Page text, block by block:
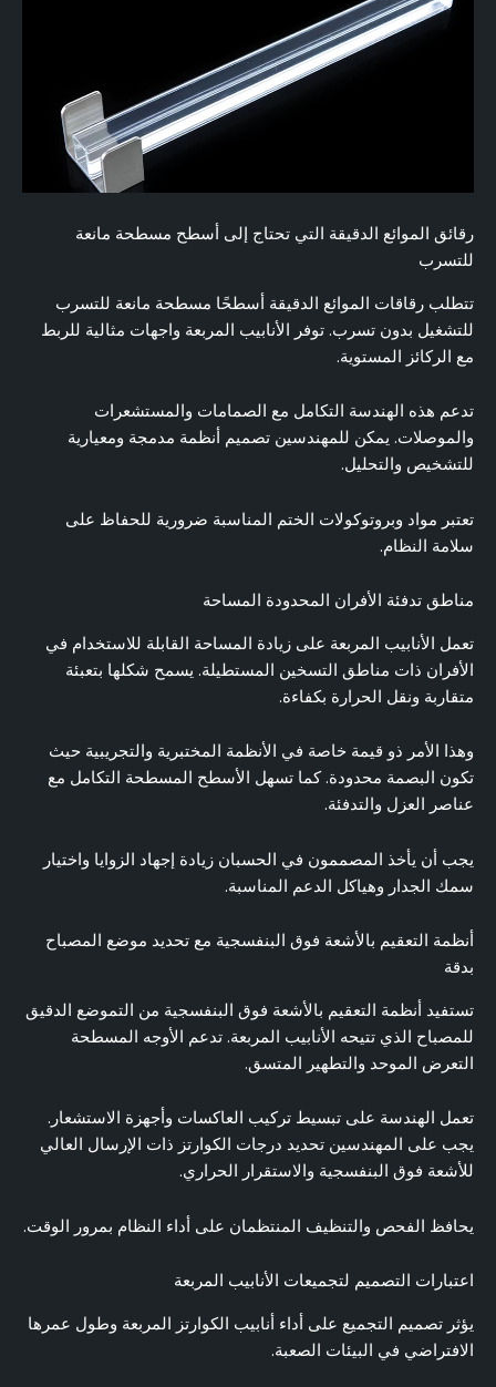
رقائق الموائع الدقيقة التي تحتاج إلى أسطح مسطحة مانعة
للتسرب
تتطلب رقاقات الموائع الدقيقة أسطحًا مسطحة مانعة للتسرب
للتشغيل بدون تسرب. توفر الأنابيب المربعة واجهات مثالية للربط
مع الركائز المستوية.
تدعم هذه الهندسة التكامل مع الصمامات والمستشعرات
والموصلات. يمكن للمهندسين تصميم أنظمة مدمجة ومعيارية
للتشخيص والتحليل.
تعتبر مواد وبروتوكولات الختم المناسبة ضرورية للحفاظ على
سلامة النظام.
مناطق تدفئة الأفران المحدودة المساحة
تعمل الأنابيب المربعة على زيادة المساحة القابلة للاستخدام في
الأفران ذات مناطق التسخين المستطيلة. يسمح شكلها بتعبئة
متقاربة ونقل الحرارة بكفاءة.
وهذا الأمر ذو قيمة خاصة في الأنظمة المختبرية والتجريبية حيث
تكون البصمة محدودة. كما تسهل الأسطح المسطحة التكامل مع
عناصر العزل والتدفئة.
يجب أن يأخذ المصممون في الحسبان زيادة إجهاد الزوايا واختيار
سمك الجدار وهياكل الدعم المناسبة.
أنظمة التعقيم بالأشعة فوق البنفسجية مع تحديد موضع المصباح
بدقة
تستفيد أنظمة التعقيم بالأشعة فوق البنفسجية من التموضع الدقيق
للمصباح الذي تتيحه الأنابيب المربعة. تدعم الأوجه المسطحة
التعرض الموحد والتطهير المتسق.
تعمل الهندسة على تبسيط تركيب العاكسات وأجهزة الاستشعار.
يجب على المهندسين تحديد درجات الكوارتز ذات الإرسال العالي
للأشعة فوق البنفسجية والاستقرار الحراري.
يحافظ الفحص والتنظيف المنتظمان على أداء النظام بمرور الوقت.
اعتبارات التصميم لتجميعات الأنابيب المربعة
يؤثر تصميم التجميع على أداء أنابيب الكوارتز المربعة وطول عمرها
الافتراضي في البيئات الصعبة.